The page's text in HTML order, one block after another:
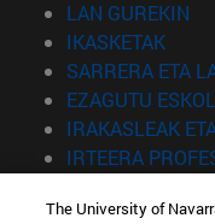
LAN GUREKIN
IKASKETAK
SARRERA ETA
EZAGUTU
IRAKASLEAK
IRTEERA
The University of